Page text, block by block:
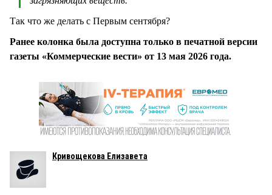
Так что же делать с Первым сентября?
Ранее колонка была доступна только в печатной версии
газеты «Коммерческие вести» от 13 мая 2026 года.
Кривощекова Елизавета